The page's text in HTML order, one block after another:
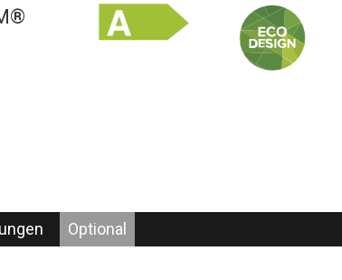
Optional